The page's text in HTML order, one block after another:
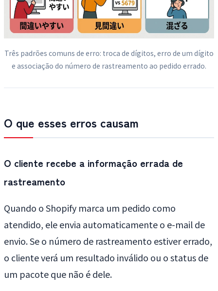
Três padrões comuns de erro: troca de dígitos, erro de um dígito
e associação do número de rastreamento ao pedido errado.
O que esses erros causam
O cliente recebe a informação errada de
rastreamento
Quando o Shopify marca um pedido como
atendido, ele envia automaticamente o e-mail de
envio. Se o número de rastreamento estiver errado,
o cliente verá um resultado inválido ou o status de
um pacote que não é dele.